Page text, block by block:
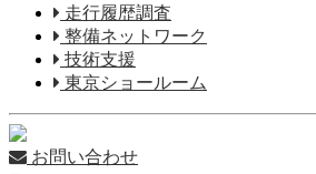
走行履歴調査
整備ネットワーク
技術支援
東京ショールーム
お問い合わせ